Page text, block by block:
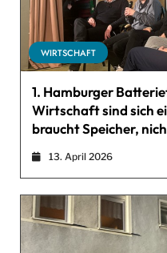
WIRTSCHAFT
1. Hamburger
Wirtschaft sind sich
braucht Speicher,
13. April 2026